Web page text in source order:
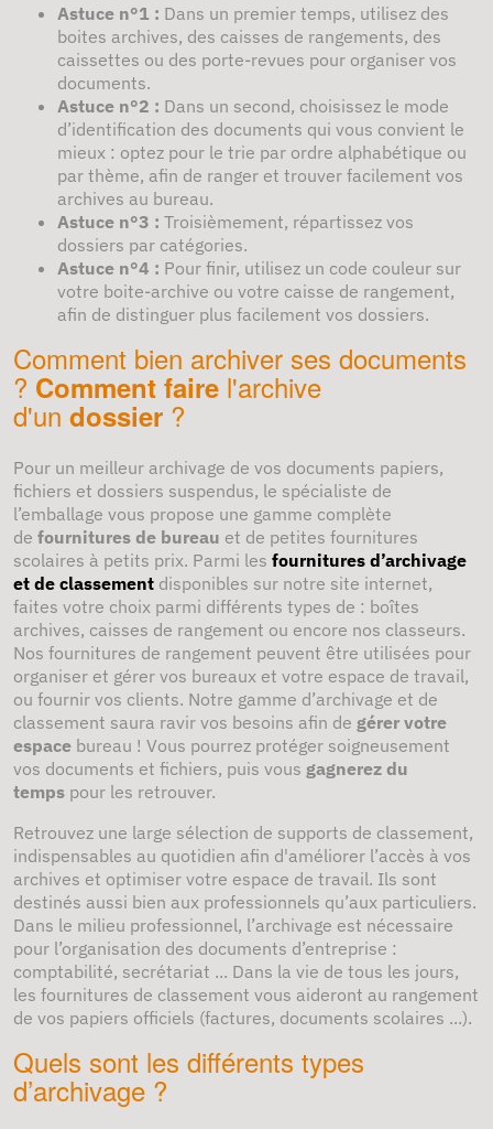
Astuce n°1 : Dans un premier temps, utilisez des
boites archives, des caisses de rangements, des
caissettes ou des porte-revues pour organiser vos
documents.
Astuce n°2 : Dans un second, choisissez le mode
d’identification des documents qui vous convient le
mieux : optez pour le trie par ordre alphabétique ou
par thème, afin de ranger et trouver facilement vos
archives au bureau.
Astuce n°3 : Troisièmement, répartissez vos
dossiers par catégories.
Astuce n°4 : Pour finir, utilisez un code couleur sur
votre boite-archive ou votre caisse de rangement,
afin de distinguer plus facilement vos dossiers.
Comment bien archiver ses documents
? Comment faire l'archive
d'un dossier ?
Pour un meilleur archivage de vos documents papiers,
fichiers et dossiers suspendus, le spécialiste de
l’emballage vous propose une gamme complète
de fournitures de bureau et de petites fournitures
scolaires à petits prix. Parmi les fournitures d’archivage
et de classement disponibles sur notre site internet,
faites votre choix parmi différents types de : boîtes
archives, caisses de rangement ou encore nos classeurs.
Nos fournitures de rangement peuvent être utilisées pour
organiser et gérer vos bureaux et votre espace de travail,
ou fournir vos clients. Notre gamme d’archivage et de
classement saura ravir vos besoins afin de gérer votre
espace bureau ! Vous pourrez protéger soigneusement
vos documents et fichiers, puis vous gagnerez du
temps pour les retrouver.
Retrouvez une large sélection de supports de classement,
indispensables au quotidien afin d'améliorer l’accès à vos
archives et optimiser votre espace de travail. Ils sont
destinés aussi bien aux professionnels qu’aux particuliers.
Dans le milieu professionnel, l’archivage est nécessaire
pour l’organisation des documents d’entreprise :
comptabilité, secrétariat ... Dans la vie de tous les jours,
les fournitures de classement vous aideront au rangement
de vos papiers officiels (factures, documents scolaires ...).
Quels sont les différents types
d’archivage ?